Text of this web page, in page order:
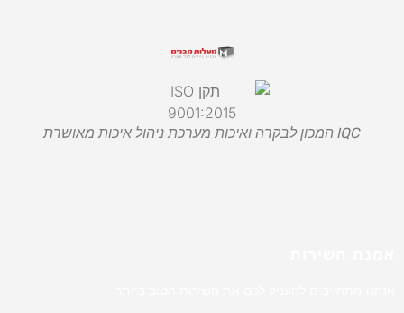
IQC המכון לבקרה ואיכות מערכת ניהול איכות מאושרת